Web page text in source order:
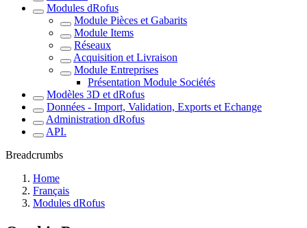
Modules dRofus
Module Pièces et Gabarits
Module Items
Réseaux
Acquisition et Livraison
Module Entreprises
Présentation Module Sociétés
Modèles 3D et dRofus
Données - Import, Validation, Exports et Echange
Administration dRofus
API.
Breadcrumbs
Home
Français
Modules dRofus